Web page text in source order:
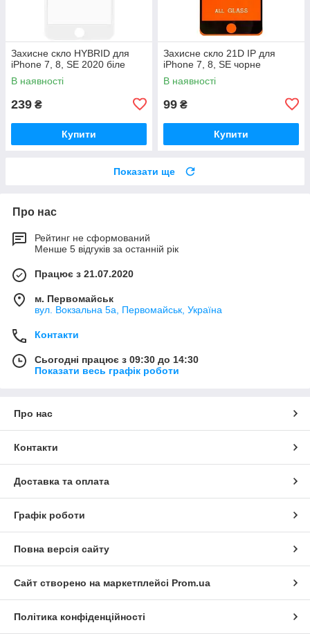
Захисне скло HYBRID для
iPhone 7, 8, SE 2020 біле
В наявності
239 ₴
Купити
Захисне скло 21D IP для
iPhone 7, 8, SE чорне
В наявності
99 ₴
Купити
Показати ще
Про нас
Рейтинг не сформований
Менше 5 відгуків за останній рік
Працює з 21.07.2020
м. Первомайськ
вул. Вокзальна 5а, Первомайськ, Україна
Контакти
Сьогодні працює з 09:30 до 14:30
Показати весь графік роботи
Про нас
Контакти
Доставка та оплата
Графік роботи
Повна версія сайту
Сайт створено на маркетплейсі Prom.ua
Політика конфіденційності